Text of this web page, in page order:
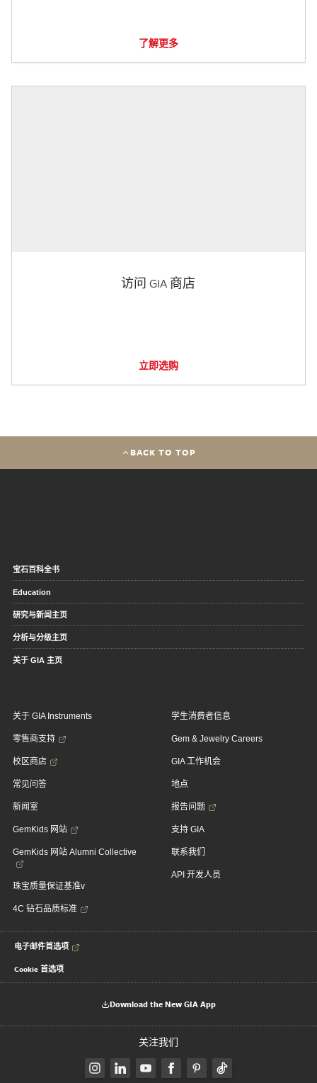
了解更多
访问 GIA 商店
立即选购
BACK TO TOP
宝石百科全书
Education
研究与新闻主页
分析与分级主页
关于 GIA 主页
关于 GIA Instruments
零售商支持
校区商店
常见问答
新闻室
GemKids 网站
GemKids 网站 Alumni Collective
珠宝质量保证基准v
4C 钻石品质标准
学生消费者信息
Gem & Jewelry Careers
GIA 工作机会
地点
报告问题
支持 GIA
联系我们
API 开发人员
电子邮件首选项
Cookie 首选项
Download the New GIA App
关注我们